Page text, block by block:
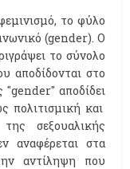
το φύλο
(gender). Ο
το σύνολο
αποδίδονται στο
''gender'' αποδίδει
πολιτισμική και
σεξουαλικής
αναφέρεται στα
αντίληψη που